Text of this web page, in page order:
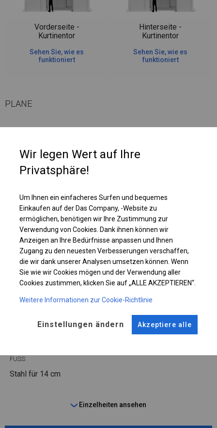
Vorderseite -
Kurtinentor
Sehen Sie, wie es
funktioniert
Hinterseite -
Kurtinentor
Sehen Sie, wie es
funktioniert
PLANE
Dach hat sehr große, vollständig transparente Fenster, dank welchen das
Sonnenlicht das Zelt vollständig beleuchtet.
Plane ändern
KONSTRUKTION
ANSCHLÜSSE
FUSS
Stahl für 14 cm
Einzelheiten ansehen
Wir legen Wert auf Ihre
Privatsphäre!
Um Ihnen ein einfacheres Surfen und bequemes
Einkaufen auf der Das Company, -Website zu
ermöglichen, benötigen wir Ihre Zustimmung zur
Verwendung von Cookies. Dank ihnen können wir
Anzeigen an Ihre Bedürfnisse anpassen und Ihnen
Zugang zu den neuesten Verbesserungen verschaffen,
die wir dank unserer Analysen umsetzen können. Wenn
Sie wie wir Cookies mögen und der Verwendung aller
Cookies zustimmen, klicken Sie auf „ALLE AKZEPTIEREN“.
Weitere Informationen zur Cookie-Richtlinie
Einstellungen ändern Akzeptiere alle